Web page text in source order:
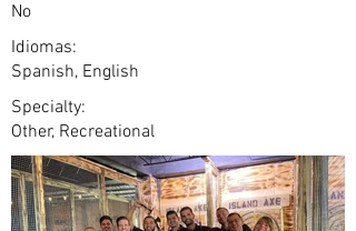
No
Idiomas:
Spanish, English
Specialty:
Other, Recreational